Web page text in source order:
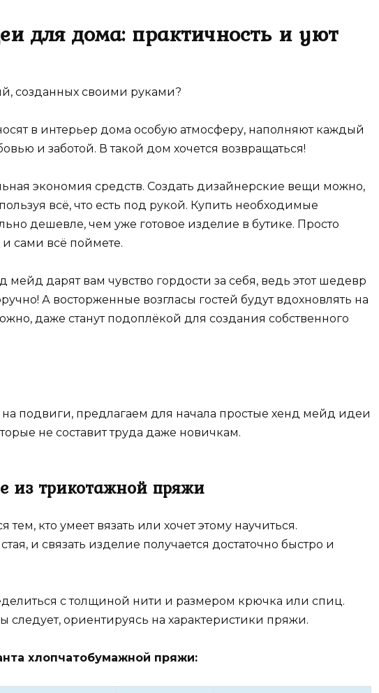
для дома: практичность и уют
созданных своими руками?
в интерьер дома особую атмосферу, наполняют каждый
и заботой. В такой дом хочется возвращаться!
экономия средств. Создать дизайнерские вещи можно,
всё, что есть под рукой. Купить необходимые
дешевле, чем уже готовое изделие в бутике. Просто
сами всё поймете.
мейд дарят вам чувство гордости за себя, ведь этот шедевр
А восторженные возгласы гостей будут вдохновлять на
даже станут подоплёкой для создания собственного
на подвиги, предлагаем для начала простые хенд мейд идеи
не составит труда даже новичкам.
из трикотажной пряжи
тем, кто умеет вязать или хочет этому научиться.
и связать изделие получается достаточно быстро и
с толщиной нити и размером крючка или спиц.
следует, ориентируясь на характеристики пряжи.
хлопчатобумажной пряжи: